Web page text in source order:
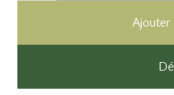
Ajouter